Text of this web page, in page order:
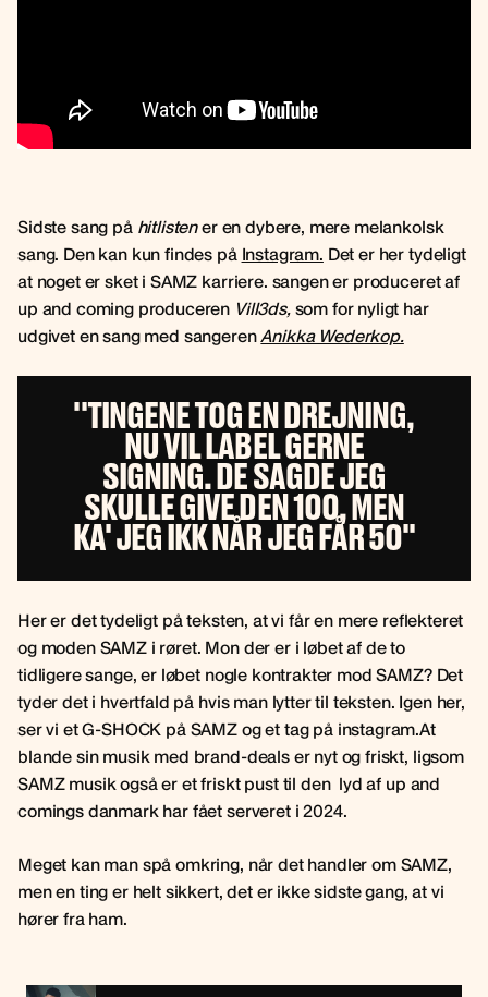
Sidste sang på hitlistener en dybere, mere melankolsk
sang. Den kan kun findes på Instagram. Det er her tydeligt
at noget er sket i SAMZ karriere. sangen er produceret af
up and coming produceren Vill3ds,som for nyligt har
udgivet en sang med sangerenAnikka Wederkop.
''TINGENE TOG EN DREJNING,
NU VIL LABEL GERNE
SIGNING. DE SAGDE JEG
SKULLE GIVE DEN 100, MEN
KA' JEG IKK NÅR JEG FÅR 50''
Her er det tydeligt på teksten, at vi får en mere reflekteret
og moden SAMZ i røret. Mon der er i løbet af de to
tidligere sange, er løbet nogle kontrakter mod SAMZ? Det
tyder det i hvertfald på hvis man lytter til teksten. Igen her,
ser vi et G-SHOCK på SAMZ og et tag på instagram.At
blande sin musik med brand-deals er nyt og friskt, ligsom
SAMZ musik også er et friskt pust til den lyd af up and
comings danmark har fået serveret i 2024.
Meget kan man spå omkring, når det handler om SAMZ,
men en ting er helt sikkert, det er ikke sidste gang, at vi
hører fra ham.